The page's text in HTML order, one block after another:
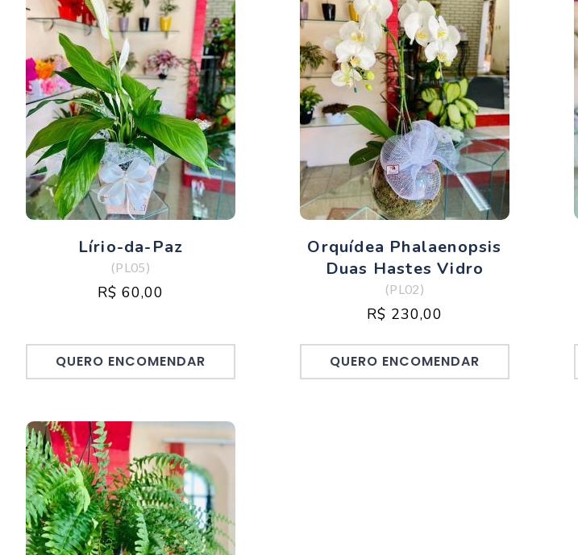
Lírio-da-Paz
(PL05)
R$ 60,00
QUERO ENCOMENDAR
Orquídea Phalaenopsis
Duas Hastes Vidro
(PL02)
R$ 230,00
QUERO ENCOMENDAR